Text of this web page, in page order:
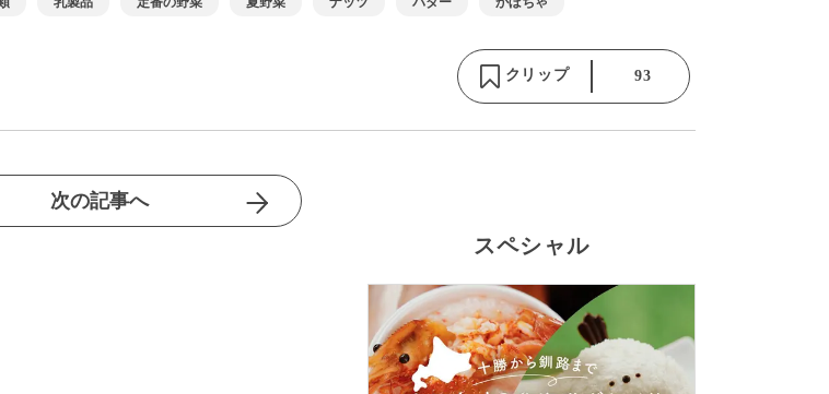
クリップ 93
次の記事へ
スペシャル